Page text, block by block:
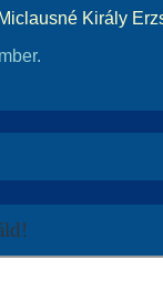
Király